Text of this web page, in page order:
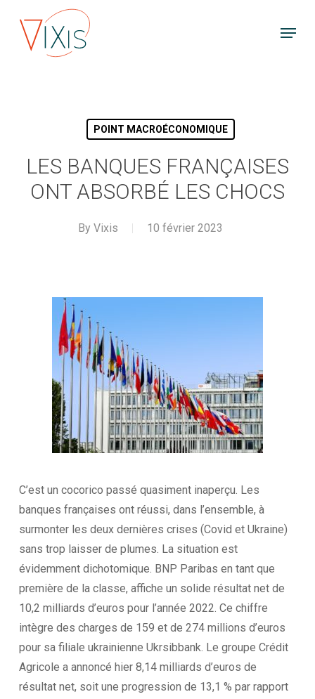
Menu
POINT MACROÉCONOMIQUE
LES BANQUES FRANÇAISES
ONT ABSORBÉ LES CHOCS
By Vixis 10 février 2023
C’est un cocorico passé quasiment inaperçu. Les
banques françaises ont réussi, dans l’ensemble, à
surmonter les deux dernières crises (Covid et Ukraine)
sans trop laisser de plumes. La situation est
évidemment dichotomique. BNP Paribas en tant que
première de la classe, affiche un solide résultat net de
10,2 milliards d’euros pour l’année 2022. Ce chiffre
intègre des charges de 159 et de 274 millions d’euros
pour sa filiale ukrainienne Ukrsibbank. Le groupe Crédit
Agricole a annoncé hier 8,14 milliards d’euros de
résultat net, soit une progression de 13,1 % par rapport